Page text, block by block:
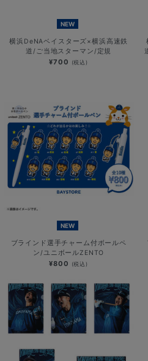
NEW
横浜DeNAベイスターズ×横浜高速鉄
道/ご当地スターマン/定規
¥700 (税込)
NEW
ブラインド選手チャーム付ボールペ
ン/ユニボールZENTO
¥800 (税込)